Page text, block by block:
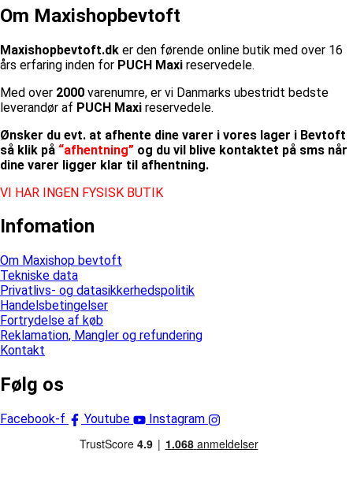
Om Maxishopbevtoft
Maxishopbevtoft.dk er den førende online butik med over 16
års erfaring inden for PUCH Maxi reservedele.
Med over 2000 varenumre, er vi Danmarks ubestridt bedste
leverandør af PUCH Maxi reservedele.
Ønsker du evt. at afhente dine varer i vores lager i Bevtoft
så klik på “afhentning” og du vil blive kontaktet på sms når
dine varer ligger klar til afhentning.
VI HAR INGEN FYSISK BUTIK
Infomation
Om Maxishop bevtoft
Tekniske data
Privatlivs- og datasikkerhedspolitik
Handelsbetingelser
Fortrydelse af køb
Reklamation, Mangler og refundering
Kontakt
Følg os
Facebook-f Youtube Instagram